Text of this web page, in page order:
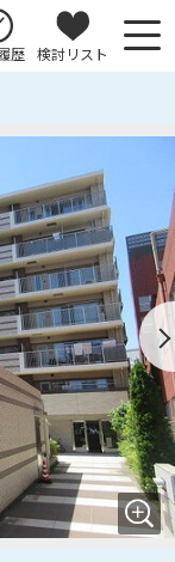
歴 検討リスト